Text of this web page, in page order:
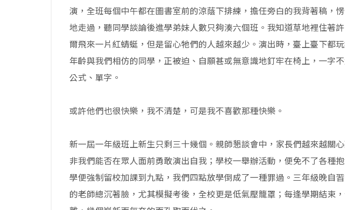
演，全班每個中午都在圖書室前的涼蔭下排練，擔任旁白的我背著稿，
地走過，聽同學談論後進學弟妹人數只夠湊六個班。我知道草地裡住著
爾飛來一片紅蜻蜓，但是留心牠們的人越來越少。演出時，臺上臺下都
年齡與我們相仿的同學，正被迫、自願甚或無意識地釘牢在椅上，一字
公式、單字。
或許他們也很快樂，我不清楚，可是我不喜歡那種快樂。
新一屆一年級班上新生只剩三十幾個。親師懇談會中，家長們越來越關
非我們能否在眾人面前勇敢演出自我；學校一舉辦活動，便免不了各種
學便強制留校加課到九點，我們四點放學倒成了一種罪過。三年級晚自
的老師總沉著臉，尤其模擬考後，全校更是低氣壓籠罩；每逢學期結束